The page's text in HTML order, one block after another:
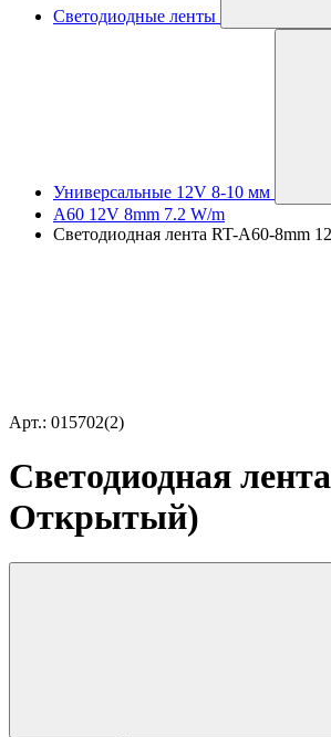
Светодиодные ленты
Универсальные 12V 8-10 мм
A60 12V 8mm 7.2 W/m
Светодиодная лента RT-A60-8mm
Арт.: 015702(2)
Светодиодная
Открытый)